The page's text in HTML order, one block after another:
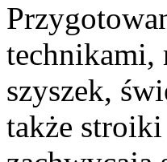
technikami,
szyszek,
także